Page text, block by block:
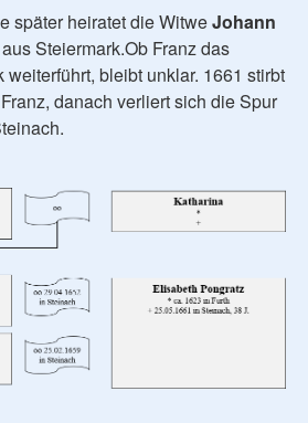
später heiratet die WitweJohann
aus Steiermark.Ob Franz das
weiterführt, bleibt unklar. 1661 stirbt
danach verliert sich die Spur